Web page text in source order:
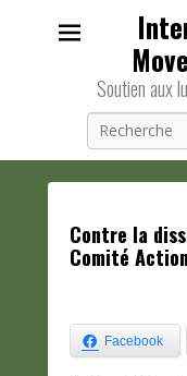
Soutien aux
Contre la
Comité
Facebook